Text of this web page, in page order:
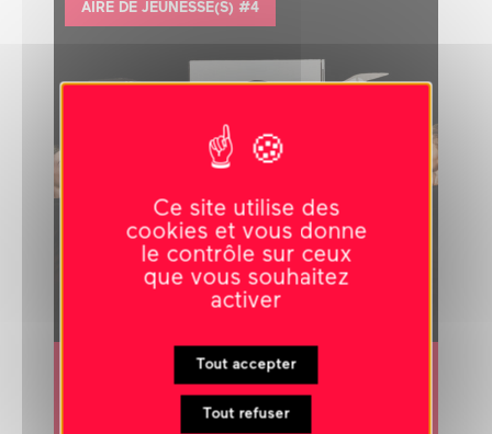
AIRE DE JEUNESSE(S) #4
22 octobre 2024-11h00
Dansez-zébrez
AVEC LES MAINS ET LES DOIGTS
Ce site utilise des
cookies et vous donne
le contrôle sur ceux
que vous souhaitez
activer
Tout accepter
Tout refuser